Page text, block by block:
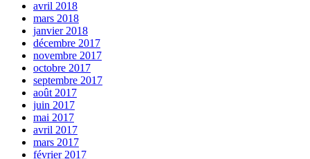
avril 2018
mars 2018
janvier 2018
décembre 2017
novembre 2017
octobre 2017
septembre 2017
août 2017
juin 2017
mai 2017
avril 2017
mars 2017
février 2017